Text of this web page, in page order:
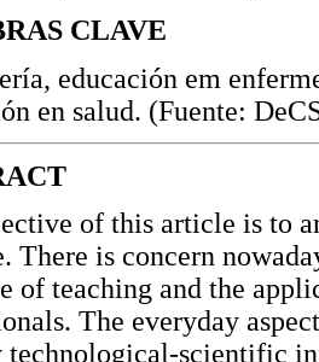
CLAVE
educación em
en salud. (Fuente:
of this article is to
There is concern
of teaching and the
The everyday
technological-scientific